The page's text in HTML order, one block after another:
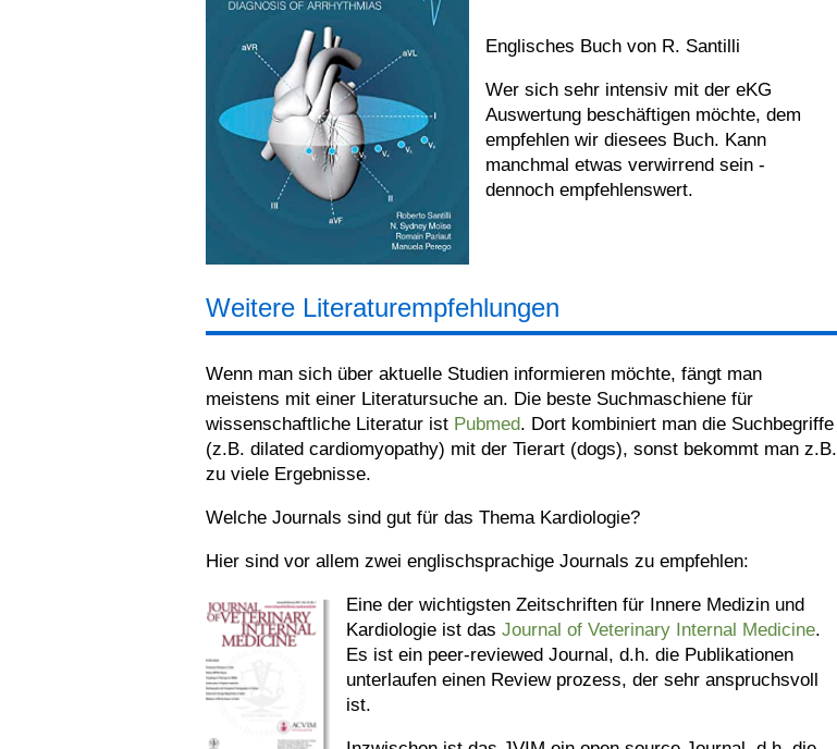
Englisches Buch von R. Santilli
Wer sich sehr intensiv mit der eKG
Auswertung beschäftigen möchte, dem
empfehlen wir diesees Buch. Kann
manchmal etwas verwirrend sein -
dennoch empfehlenswert.
Weitere Literaturempfehlungen
Wenn man sich über aktuelle Studien informieren möchte, fängt man
meistens mit einer Literatursuche an. Die beste Suchmaschiene für
wissenschaftliche Literatur ist Pubmed. Dort kombiniert man die Suchbegriffe
(z.B. dilated cardiomyopathy) mit der Tierart (dogs), sonst bekommt man z.B.
zu viele Ergebnisse.
Welche Journals sind gut für das Thema Kardiologie?
Hier sind vor allem zwei englischsprachige Journals zu empfehlen:
Eine der wichtigsten Zeitschriften für Innere Medizin und
Kardiologie ist das Journal of Veterinary Internal Medicine.
Es ist ein peer-reviewed Journal, d.h. die Publikationen
unterlaufen einen Review prozess, der sehr anspruchsvoll
ist.